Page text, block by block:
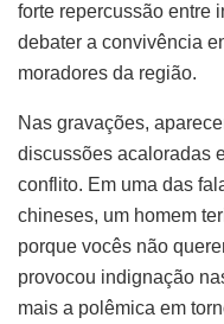
forte repercussão entre
debater a convivência
moradores da região.
Nas gravações,
discussões acaloradas
conflito. Em uma das
chineses, um homem
porque vocês não
provocou indignação
mais a polêmica em